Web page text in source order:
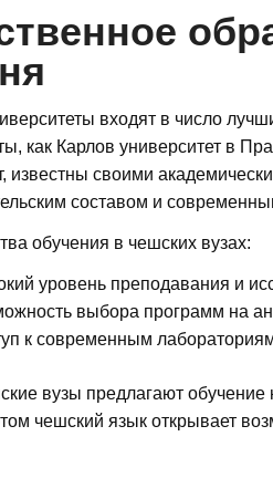
входят в число
как Карлов университет в
известны своими
составом и
обучения в чешских вузах:
уровень преподавания и
выбора программ на
к современным
вузы предлагают обучение
чешский язык открывает